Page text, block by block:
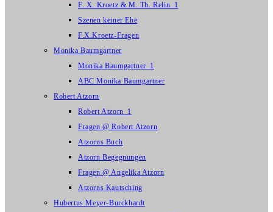
F. X. Kroetz & M. Th. Relin_1
Szenen keiner Ehe
F.X.Kroetz-Fragen
Monika Baumgartner
Monika Baumgartner_1
ABC Monika Baumgartner
Robert Atzorn
Robert Atzorn_1
Fragen @ Robert Atzorn
Atzorns Buch
Atzorn Begegnungen
Fragen @ Angelika Atzorn
Atzorns Kautsching
Hubertus Meyer-Burckhardt